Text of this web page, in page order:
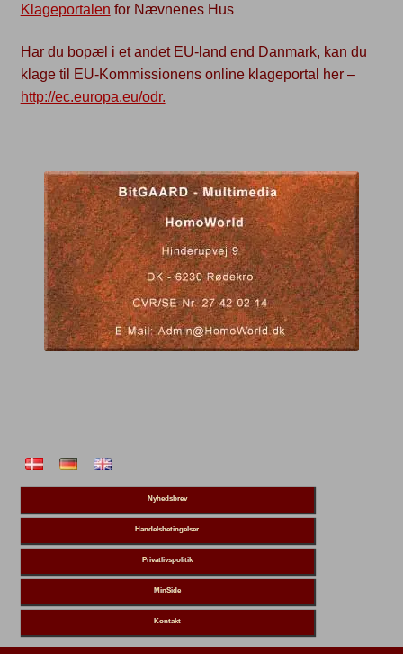
Klageportalen for Nævnenes Hus
Har du bopæl i et andet EU-land end Danmark, kan du
klage til EU-Kommissionens online klageportal her –
http://ec.europa.eu/odr.
Nyhedsbrev
Handelsbetingelser
Privatlivspolitik
MinSide
Kontakt